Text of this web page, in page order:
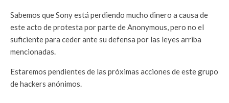
Sabemos que Sony está perdiendo mucho dinero a causa de
este acto de protesta por parte de Anonymous, pero no el
suficiente para ceder ante su defensa por las leyes arriba
mencionadas.
Estaremos pendientes de las próximas acciones de este grupo
de hackers anónimos.